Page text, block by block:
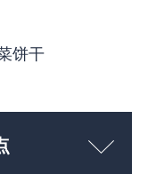
饼干